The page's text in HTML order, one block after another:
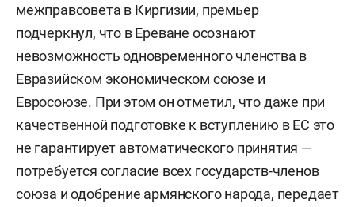
межправсовета в Киргизии, премьер
подчеркнул, что в Ереване осознают
невозможность одновременного членства в
Евразийском экономическом союзе и
Евросоюзе. При этом он отметил, что даже при
качественной подготовке к вступлению в ЕС это
не гарантирует автоматического принятия —
потребуется согласие всех государств-членов
союза и одобрение армянского народа, передает